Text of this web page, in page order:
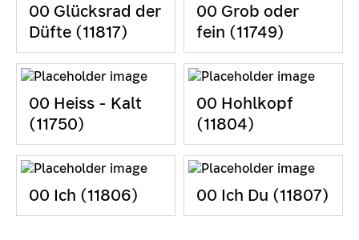
00 Glücksrad der
Düfte (11817)
00 Grob oder
fein (11749)
00 Heiss - Kalt
(11750)
00 Hohlkopf
(11804)
00 Ich (11806) 00 Ich Du (11807)